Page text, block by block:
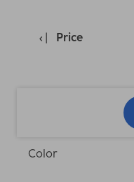
Price
Color